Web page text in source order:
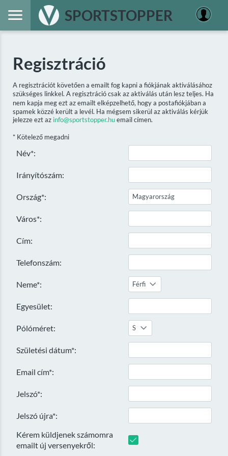
SPORTSTOPPER
Regisztráció
A regisztrációt követően a emailt fog kapni a fiókjának aktiválásához
szükséges linkkel. A regisztráció csak az aktiválás után lesz teljes. Ha
nem kapja meg ezt az emailt elképzelhető, hogy a postafiókjában a
spamek közzé került a levél. Ha mégsem sikerül az aktiválás kérjük
jelezze ezt az info@sportstopper.huemail címen.
* Kötelező megadni
Név*:
Irányítószám:
Ország*:
Város*:
Cím:
Telefonszám:
Neme*: Férfi
Egyesület:
Pólóméret: S
Születési dátum*:
Email cím*:
Jelszó*:
Jelszó újra*:
Kérem küldjenek számomra
emailt új versenyekről: